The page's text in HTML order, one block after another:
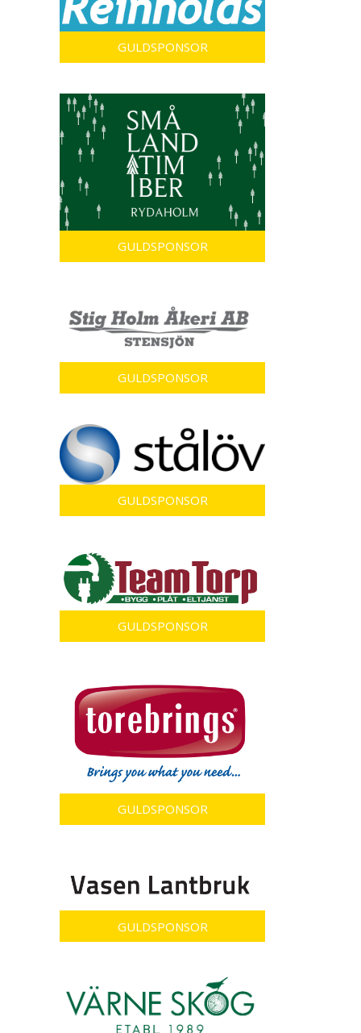
GULDSPONSOR
GULDSPONSOR
GULDSPONSOR
GULDSPONSOR
GULDSPONSOR
GULDSPONSOR
GULDSPONSOR